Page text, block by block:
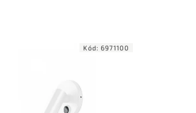
Kód:6971100